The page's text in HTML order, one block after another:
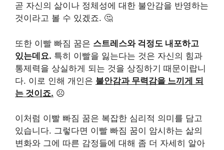
곧 자신의 삶이나 정체성에 대한 불안감을 반영하는
것이라고 볼 수 있겠죠. 🤔
또한 이빨 빠짐 꿈은 스트레스와 걱정도 내포하고
있는데요. 특히 이빨을 잃는다는 것은 자신의 힘과
통제력을 상실하게 되는 것을 상징하기 때문이랍니
다. 이로 인해 개인은 불안감과 무력감을 느끼게 되
는 것이죠. ☹️
이처럼 이빨 빠짐 꿈은 복잡한 심리적 의미를 담고
있습니다. 그렇다면 이빨 빠짐 꿈이 암시하는 삶의
변화와 그에 따른 감정들에 대해 좀 더 자세히 알아